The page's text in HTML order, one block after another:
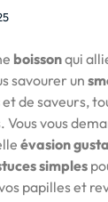
boissonqui
savourer un
et de saveurs,
vous
évasion
simples
papilles et